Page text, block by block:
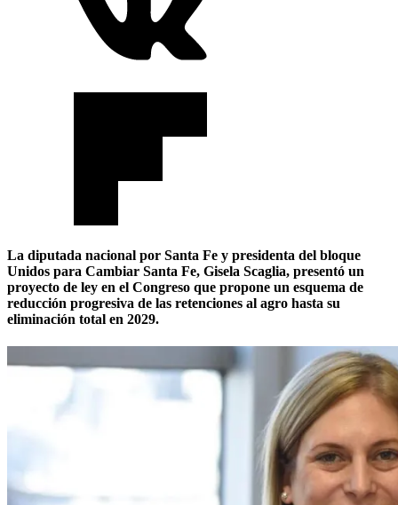
La diputada nacional por Santa Fe y presidenta del bloque
Unidos para Cambiar Santa Fe, Gisela Scaglia, presentó un
proyecto de ley en el Congreso que propone un esquema de
reducción progresiva de las retenciones al agro hasta su
eliminación total en 2029.